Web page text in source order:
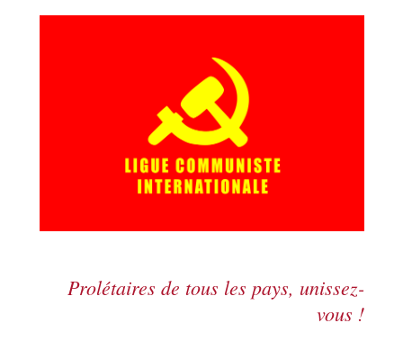
Prolétaires de tous les pays, unissez-
vous !